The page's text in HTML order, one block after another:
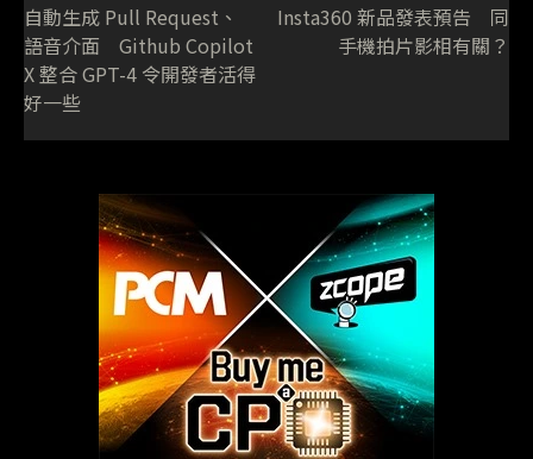
自動生成 Pull Request、
語音介面 Github Copilot
X 整合 GPT-4 令開發者活得
好一些
Insta360 新品發表預告 同
手機拍片影相有關？